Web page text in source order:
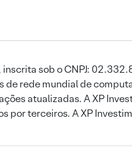
inscrita sob o CNPJ:
de rede mundial de
atualizadas. A XP
por terceiros. A XP